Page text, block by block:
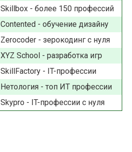
Skillbox - более 150 профессий
Contented - обучение дизайну
Zerocoder - зерокодинг с нуля
XYZ School - разработка игр
SkillFactory - IT-профессии
Нетология - топ ИТ профессии
Skypro - IT-профессии с нуля